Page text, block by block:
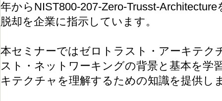
年からNIST800-207-Zero-Trusst-
脱却を企業に指示しています。
本セミナーではゼロトラスト・アーキテク
スト・ネットワーキングの背景と基本を学
キテクチャを理解するための知識を提供し